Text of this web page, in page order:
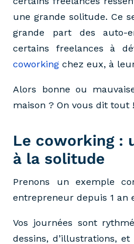
une grande solitude. Ce
grande part des auto-
certains freelances à
coworking chez eux, à
Alors bonne ou
maison ? On vous dit tout !
Le coworking :
à la solitude
Prenons un exemple
entrepreneur depuis 1 an
Vos journées sont
dessins, d’illustrations,